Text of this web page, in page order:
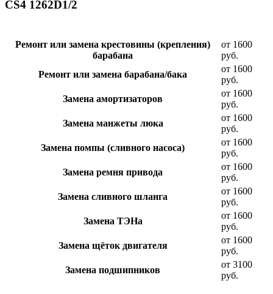
CS4 1262D1/2
Ремонт или замена крестовины (крепления)
барабана
от 1600
руб.
Ремонт или замена барабана/бака
от 1600
руб.
Замена амортизаторов
от 1600
руб.
Замена манжеты люка
от 1600
руб.
Замена помпы (сливного насоса)
от 1600
руб.
Замена ремня привода
от 1600
руб.
Замена сливного шланга
от 1600
руб.
Замена ТЭНа
от 1600
руб.
Замена щёток двигателя
от 1600
руб.
Замена подшипников
от 3100
руб.